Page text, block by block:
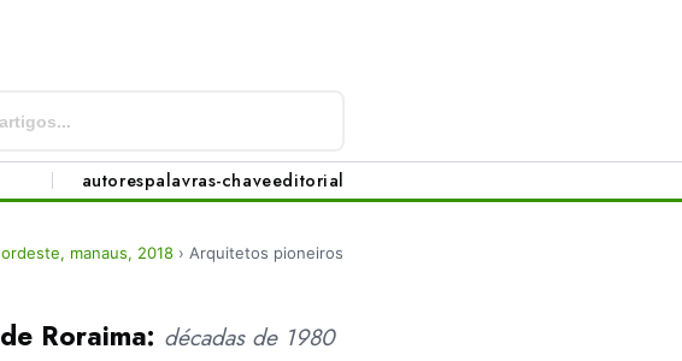
autorespalavras-chaveeditorial
manaus, 2018 › Arquitetos pioneiros
Roraima: décadas de 1980